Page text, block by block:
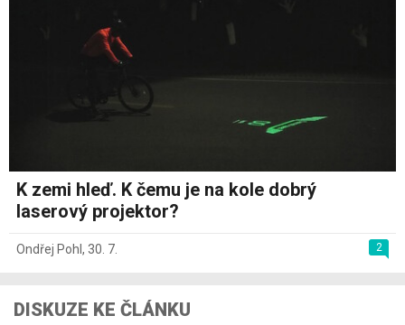
K zemi hleď. K čemu je na kole dobrý
laserový projektor?
2
Ondřej Pohl , 30. 7.
DISKUZE KE ČLÁNKU